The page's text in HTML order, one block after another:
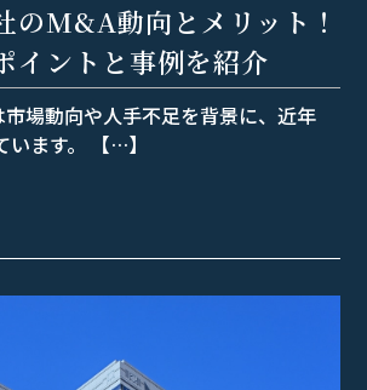
のM&A動向とメリット！
イントと事例を紹介
場動向や人手不足を背景に、近年
ます。 【…】